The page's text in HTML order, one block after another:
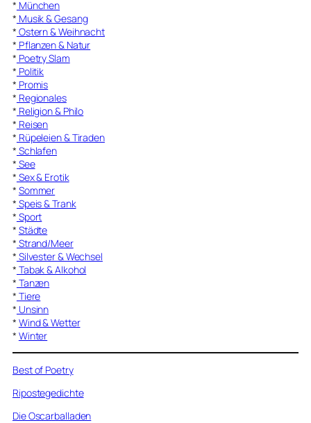
* München
* Musik & Gesang
* Ostern & Weihnacht
* Pflanzen & Natur
* Poetry Slam
* Politik
* Promis
* Regionales
* Religion & Philo
* Reisen
* Rüpeleien & Tiraden
* Schlafen
* See
* Sex & Erotik
* Sommer
* Speis & Trank
* Sport
* Städte
* Strand/Meer
* Silvester & Wechsel
* Tabak & Alkohol
* Tanzen
* Tiere
* Unsinn
* Wind & Wetter
* Winter
Best of Poetry
Ripostegedichte
Die Oscarballaden